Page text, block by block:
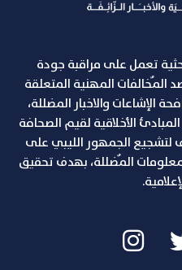
تعمل على مراقبة جودة
المٌخالفات المهنية المتعلقة
الإشاعات والاخبار المضللة،
الأخلاقية لقيم الصحافة
لتشجيع الجمهور الليبي على
المٌضللة، بهدف تحقيق